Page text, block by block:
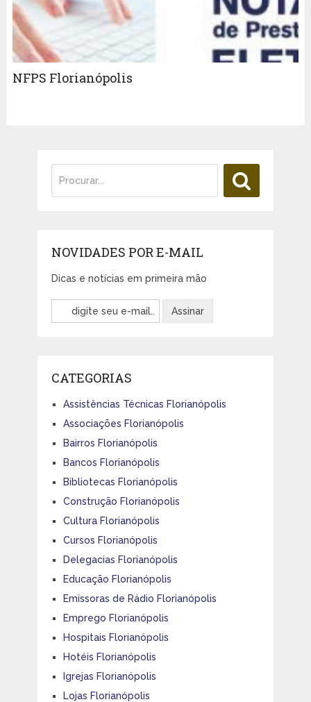
NFPS Florianópolis
NOVIDADES POR E-MAIL
Dicas e notícias em primeira mão
CATEGORIAS
Assistências Técnicas Florianópolis
Associações Florianópolis
Bairros Florianópolis
Bancos Florianópolis
Bibliotecas Florianópolis
Construção Florianópolis
Cultura Florianópolis
Cursos Florianópolis
Delegacias Florianópolis
Educação Florianópolis
Emissoras de Rádio Florianópolis
Emprego Florianópolis
Hospitais Florianópolis
Hotéis Florianópolis
Igrejas Florianópolis
Lojas Florianópolis